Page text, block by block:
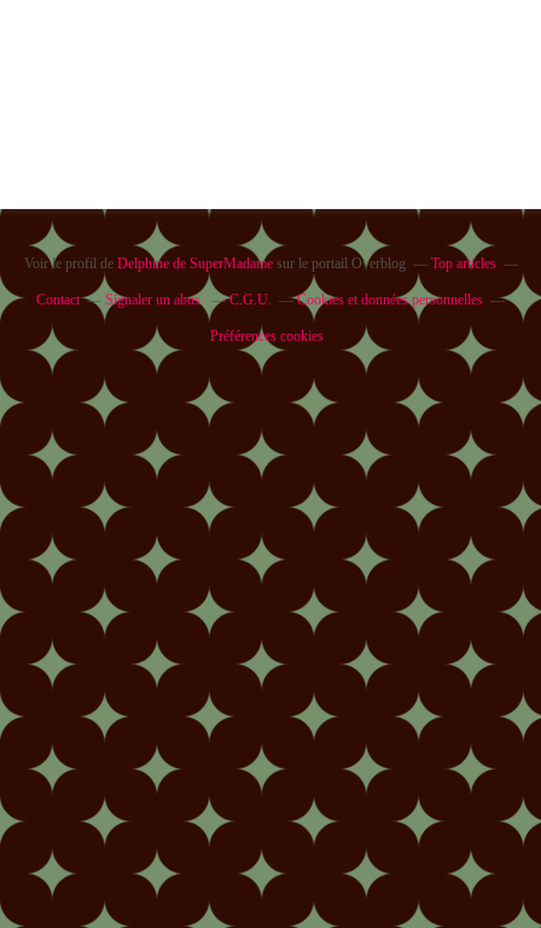
Voir le profil de Delphine de SuperMadamesur le portail Overblog Top articles
Contact Signaler un abus C.G.U. Cookies et données personnelles
Préférences cookies